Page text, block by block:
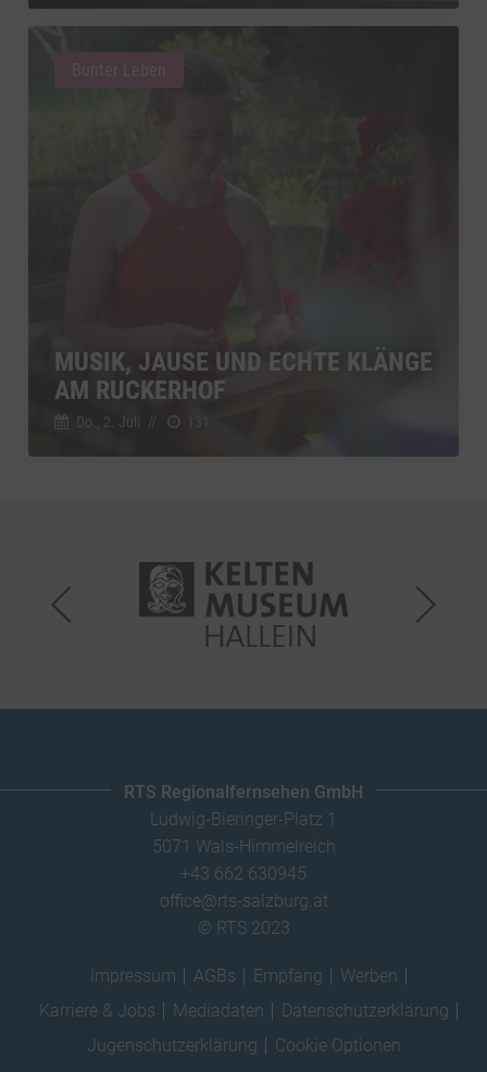
MUSIK, JAUSE UND ECHTE KLÄNGE
AM RUCKERHOF
Do., 2. Juli //
RTS Regionalfernsehen GmbH
Ludwig-Bieringer-Platz 1
5071 Wals-Himmelreich
+43 662 630945
office@rts-salzburg.at
© RTS 2023
Impressum AGBs Empfang
Werben
Karriere & Jobs
Mediadaten
Datenschutzerklärung
Jugenschutzerklärung
Cookie Optionen